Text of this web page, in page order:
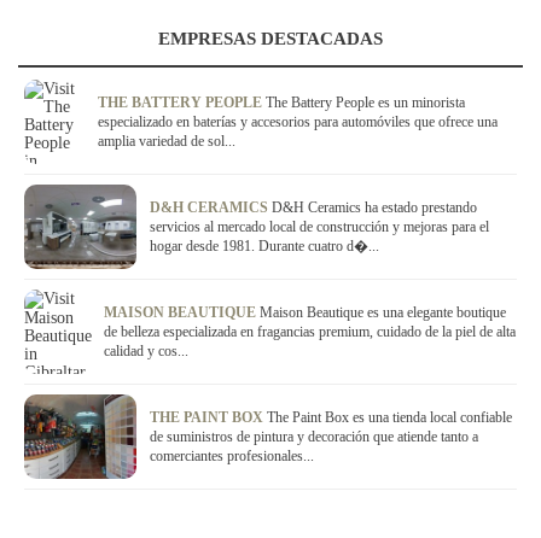
EMPRESAS DESTACADAS
THE BATTERY PEOPLE The Battery People es un minorista
especializado en baterías y accesorios para automóviles que ofrece una
amplia variedad de sol...
D&H CERAMICS D&H Ceramics ha estado prestando
servicios al mercado local de construcción y mejoras para el
hogar desde 1981. Durante cuatro d�...
MAISON BEAUTIQUE Maison Beautique es una elegante boutique
de belleza especializada en fragancias premium, cuidado de la piel de alta
calidad y cos...
THE PAINT BOX The Paint Box es una tienda local confiable
de suministros de pintura y decoración que atiende tanto a
comerciantes profesionales...